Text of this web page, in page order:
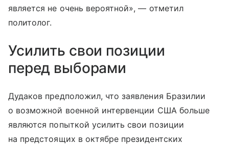
является не очень вероятной», — отметил
политолог.
Усилить свои позиции
перед выборами
Дудаков предположил, что заявления Бразилии
о возможной военной интервенции США больше
являются попыткой усилить свои позиции
на предстоящих в октябре президентских